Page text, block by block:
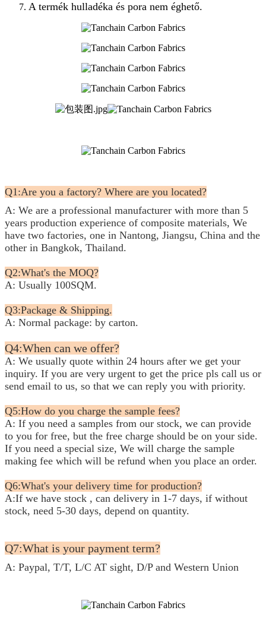
A termék hulladéka és pora nem éghető.
Q1:Are you a factory? Where are you located?
A: We are a professional manufacturer with more than 5
years production experience of composite materials, We
have two factories, one in Nantong, Jiangsu, China and the
other in Bangkok, Thailand.
Q2:What's the MOQ?
A: Usually 100SQM.
Q3:Package & Shipping.
A: Normal package: by carton.
Q4:When can we offer?
A: We usually quote within 24 hours after we get your
inquiry. If you are very urgent to get the price pls call us or
send email to us, so that we can reply you with priority.
Q5:How do you charge the sample fees?
A: If you need a samples from our stock, we can provide
to you for free, but the free charge should be on your side.
If you need a special size, We will charge the sample
making fee which will be refund when you place an order.
Q6:What's your delivery time for production?
A:If we have stock , can delivery in 1-7 days, if without
stock, need 5-30 days, depend on quantity.
Q7:What is your payment term?
A: Paypal, T/T, L/C AT sight, D/P and Western Union